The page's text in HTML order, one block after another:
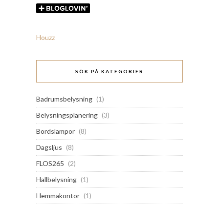
Houzz
SÖK PÅ KATEGORIER
Badrumsbelysning (1)
Belysningsplanering (3)
Bordslampor (8)
Dagsljus (8)
FLOS265 (2)
Hallbelysning (1)
Hemmakontor (1)